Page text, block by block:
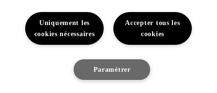
Vitres teintées
Feux de jour (DRL,
Daytime Running
Accepter tous les
cookies
Uniquement les
cookies nécessaires
Paramétrer